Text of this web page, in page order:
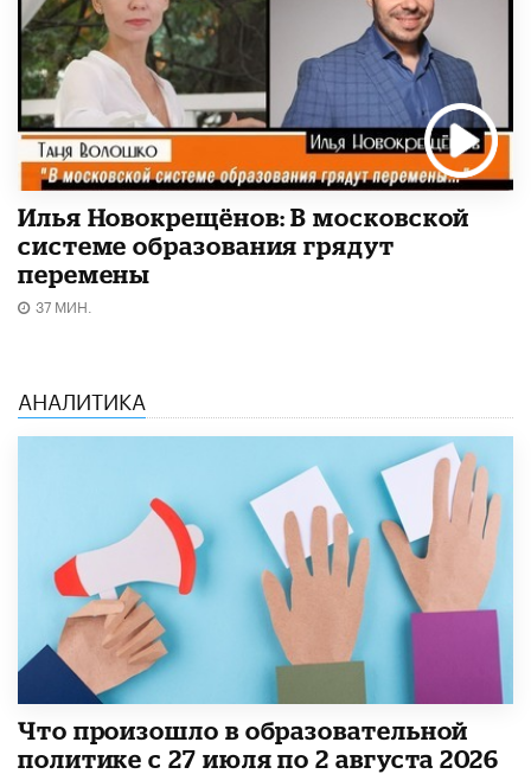
Илья Новокрещёнов: В московской
системе образования грядут
перемены
37 МИН.
АНАЛИТИКА
​Что произошло в образовательной
политике с 27 июля по 2 августа 2026